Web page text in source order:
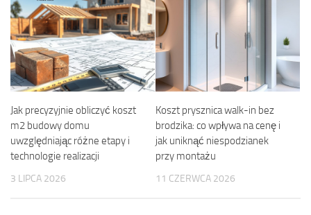
Jak precyzyjnie obliczyć koszt
m2 budowy domu
uwzględniając różne etapy i
technologie realizacji
3 LIPCA 2026
Koszt prysznica walk-in bez
brodzika: co wpływa na cenę i
jak uniknąć niespodzianek
przy montażu
11 CZERWCA 2026